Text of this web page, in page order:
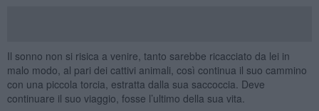
Il sonno non si risica a venire, tanto sarebbe ricacciato da lei in
malo modo, al pari dei cattivi animali, così continua il suo cammino
con una piccola torcia, estratta dalla sua saccoccia. Deve
continuare il suo viaggio, fosse l’ultimo della sua vita.